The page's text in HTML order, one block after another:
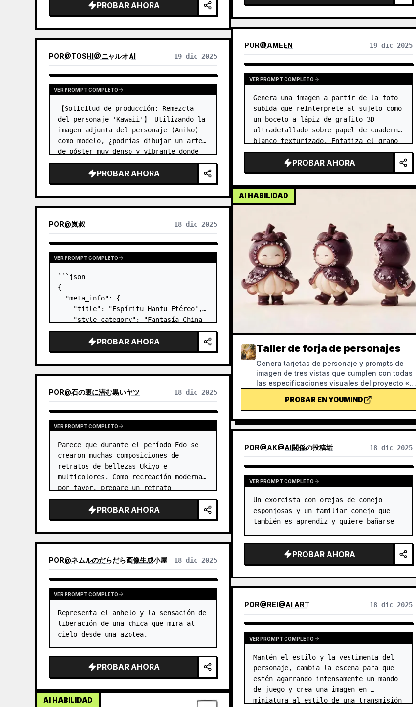
PROBAR AHORA
POR@TOSHI@ニャルオAI 19 dic 2025
VER PROMPT COMPLETO
【Solicitud de producción: Remezcla
del personaje 'Kawaii'】 Utilizando la
imagen adjunta del personaje (Aniko)
como modelo, ¿podrías dibujar un arte
de póster muy denso y vibrante donde
ella se haya convertido en un ícono de
la moda Harajuku? 【Puntos a inferir】…
PROBAR AHORA
POR@岚叔 18 dic 2025
VER PROMPT COMPLETO
```json
{
  "meta_info": {
    "title": "Espíritu Hanfu Etéreo",
    "style_category": "Fantasía China
/ Arte Digital Abstracto",
    "aspect_ratio": "3:1"
  },
  "visual_elements": {
    "subject": {
vistiendo atuendo determinado…
PROBAR AHORA
POR@石の裏に潜む黒いヤツ 18 dic 2025
VER PROMPT COMPLETO
Parece que durante el período Edo se
crearon muchas composiciones de
retratos de bellezas Ukiyo-e
multicolores. Como recreación moderna,
por favor, prepare un retrato
**ilustrado** de una mujer hermosa que
vista ropa de colores vivos y patrones
intrincados.
PROBAR AHORA
POR@ネムルのだらだら画像生成小屋 18 dic 2025
VER PROMPT COMPLETO
Representa el anhelo y la sensación de
liberación de una chica que mira al
cielo desde una azotea.
PROBAR AHORA
AI HABILIDAD
etc. …
POR@AMEEN 19 dic 2025
VER PROMPT COMPLETO
Genera una imagen a partir de la foto
subida que reinterprete al sujeto como
un boceto a lápiz de grafito 3D
ultradetallado sobre papel de cuaderno
blanco texturizado. Enfatiza el grano
nítido del papel, las imperfecciones
sutiles y las fibras naturales de la…
PROBAR AHORA
AI HABILIDAD
Taller de forja de personajes
Genera tarjetas de personaje y prompts de
imagen de tres vistas que cumplen con todas
las especificaciones visuales del proyecto «El
personajes ya aprobados como plantilla
principal de estilo. Tras generar las imágenes,
se revisa con una lista de verificación. Con
esta habilidad, puedes evitar razonablemente
de generación de imágenes.
PROBAR EN YOUMIND
POR@AK@AI関係の投稿垢 18 dic 2025
VER PROMPT COMPLETO
Un exorcista con orejas de conejo
esponjosas y un familiar conejo que
también es aprendiz y quiere bañarse
PROBAR AHORA
POR@REI@AI ART 18 dic 2025
VER PROMPT COMPLETO
Mantén el estilo y la vestimenta del
personaje, cambia la escena para que
estén agarrando intensamente un mando
de juego y crea una imagen en
miniatura al estilo de una transmisión